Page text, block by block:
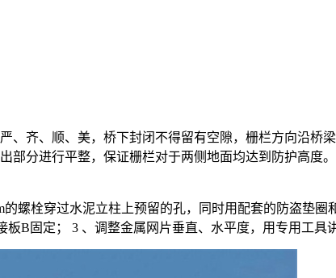
、齐、顺、美，桥下封闭不得留有空隙，栅栏方向沿桥
部分进行平整，保证栅栏对于两侧地面均达到防护高度
的螺栓穿过水泥立柱上预留的孔，同时用配套的防盗垫
B固定； 3 、调整金属网片垂直、水平度，用专用工具